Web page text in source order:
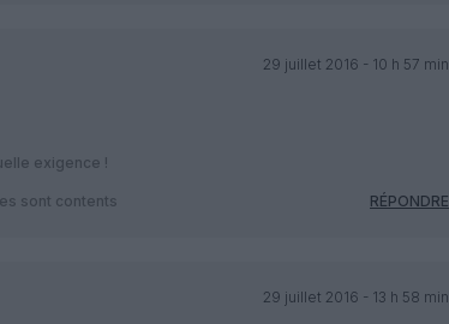
29 juillet 2016 - 10 h 57 min
exigence !
sont contents RÉPONDRE
29 juillet 2016 - 13 h 58 min